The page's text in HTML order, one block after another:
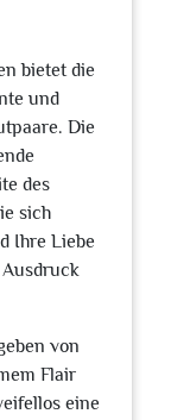
bietet die
und
Die
des
sich
Ihre Liebe
von
Flair
eine